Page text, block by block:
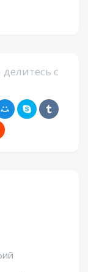
с